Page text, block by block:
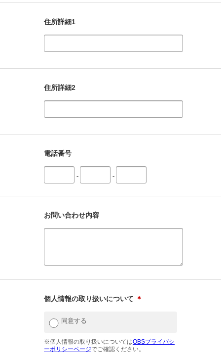
住所詳細1
住所詳細2
電話番号
- -
お問い合わせ内容
個人情報の取り扱いについて ＊
同意する
※個人情報の取り扱いについてはOBSプライバシ
ーポリシーページでご確認ください。